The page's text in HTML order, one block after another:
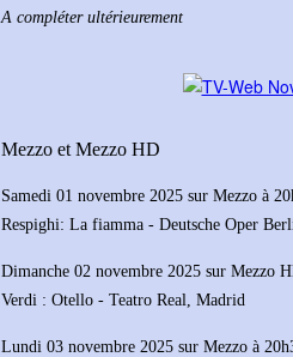
A compléter ultérieurement
Mezzo et Mezzo HD
Samedi 01 novembre 2025 sur Mezzo à
Respighi: La fiamma - Deutsche Oper
Dimanche 02 novembre 2025 sur Mezzo
Verdi : Otello - Teatro Real, Madrid
Lundi 03 novembre 2025 sur Mezzo à